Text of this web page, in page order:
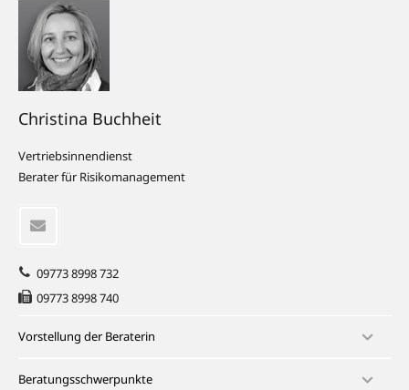
Christina Buchheit
Vertriebsinnendienst
Berater für Risikomanagement
09773 8998 732
09773 8998 740
Vorstellung der Beraterin
Beratungsschwerpunkte